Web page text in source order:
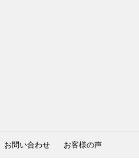
お問い合わせ お客様の声